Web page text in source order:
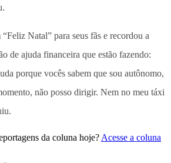
Natal” para seus fãs e recordou a
de ajuda financeira que estão fazendo:
porque vocês sabem que sou autônomo,
não posso dirigir. Nem no meu táxi
da coluna hoje? Acesse a coluna